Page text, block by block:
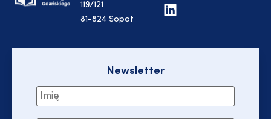
119/121
81-824 Sopot
Newsletter